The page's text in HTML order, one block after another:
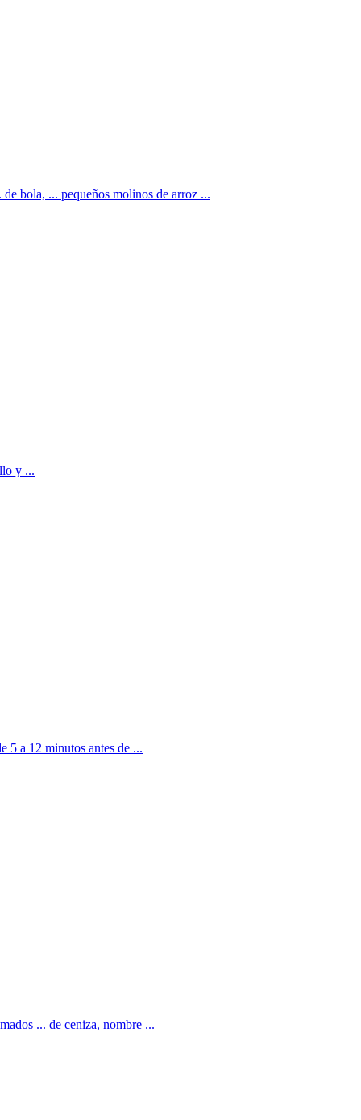
bola, ... pequeños molinos de arroz ...
y ...
5 a 12 minutos antes de ...
... de ceniza, nombre ...